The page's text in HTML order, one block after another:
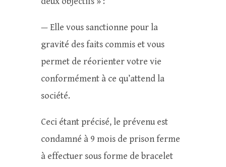
— Elle vous sanctionne pour la
gravité des faits commis et vous
permet de réorienter votre vie
conformément à ce qu’attend la
société.
Ceci étant précisé, le prévenu est
condamné à 9 mois de prison ferme
à effectuer sous forme de bracelet